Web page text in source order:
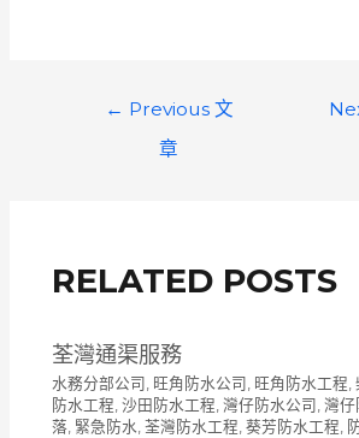
← Previous 文
章
RELATED POSTS
荃灣通渠服務
水務分部公司 , 旺角防水公司 , 旺角防水工程,
防水工程, 沙田防水工程, 灣仔防水公司 , 灣仔
落, 緊急防水, 荃灣防水工程, 葵芳防水工程,